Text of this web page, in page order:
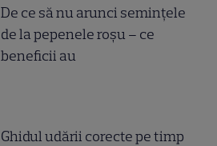
De ce să nu arunci semințele
de la pepenele roșu – ce
beneficii au
Ghidul udării corecte pe timp